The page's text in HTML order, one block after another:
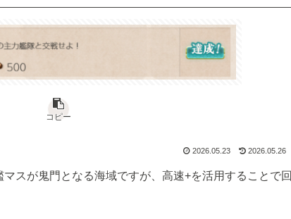
コピー
2026.05.23 2026.05.26
スが鬼門となる海域ですが、高速+を活用することで回